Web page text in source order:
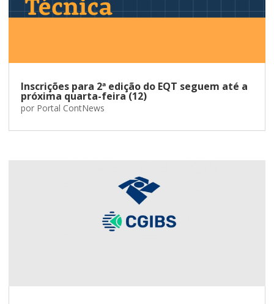
Inscrições para 2ª edição do EQT seguem até a
próxima quarta-feira (12)
por Portal ContNews